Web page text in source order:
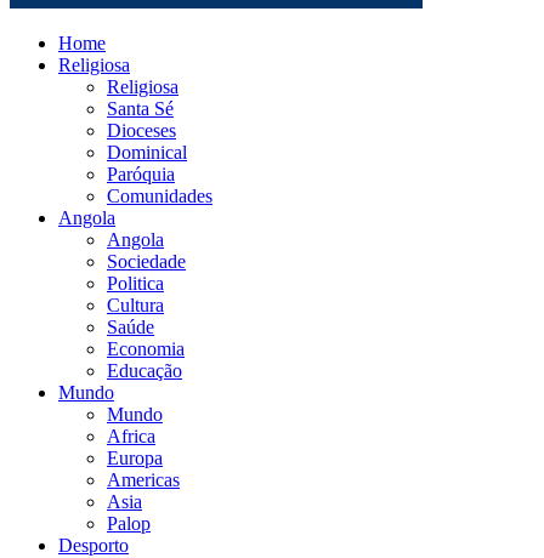
Home
Religiosa
Religiosa
Santa Sé
Dioceses
Dominical
Paróquia
Comunidades
Angola
Angola
Sociedade
Politica
Cultura
Saúde
Economia
Educação
Mundo
Mundo
Africa
Europa
Americas
Asia
Palop
Desporto